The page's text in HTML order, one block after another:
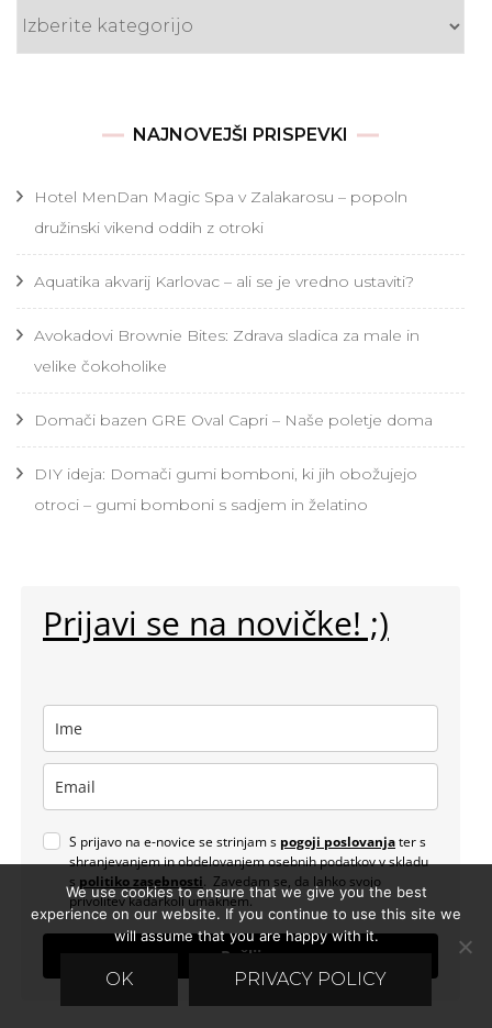
NAJNOVEJŠI PRISPEVKI
Hotel MenDan Magic Spa v Zalakarosu – popoln
družinski vikend oddih z otroki
Aquatika akvarij Karlovac – ali se je vredno ustaviti?
Avokadovi Brownie Bites: Zdrava sladica za male in
velike čokoholike
Domači bazen GRE Oval Capri – Naše poletje doma
DIY ideja: Domači gumi bomboni, ki jih obožujejo
otroci – gumi bomboni s sadjem in želatino
Prijavi se na novičke! ;)
S prijavo na e-novice se strinjam s pogoji poslovanjater s
shranjevanjem in obdelovanjem osebnih podatkov v skladu
s politiko zasebnosti. Zavedam se, da lahko svojo
privolitev kadarkoli umaknem.
Pošlji
We use cookies to ensure that we give you the best
experience on our website. If you continue to use this site we
will assume that you are happy with it.
OK PRIVACY POLICY